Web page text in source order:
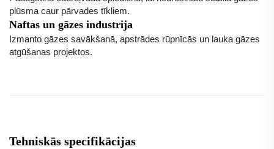
plūsma caur pārvades tīkliem.
Naftas un gāzes industrija
Izmanto gāzes savākšanā, apstrādes rūpnīcās un lauka gāzes
atgūšanas projektos.
Tehniskās specifikācijas